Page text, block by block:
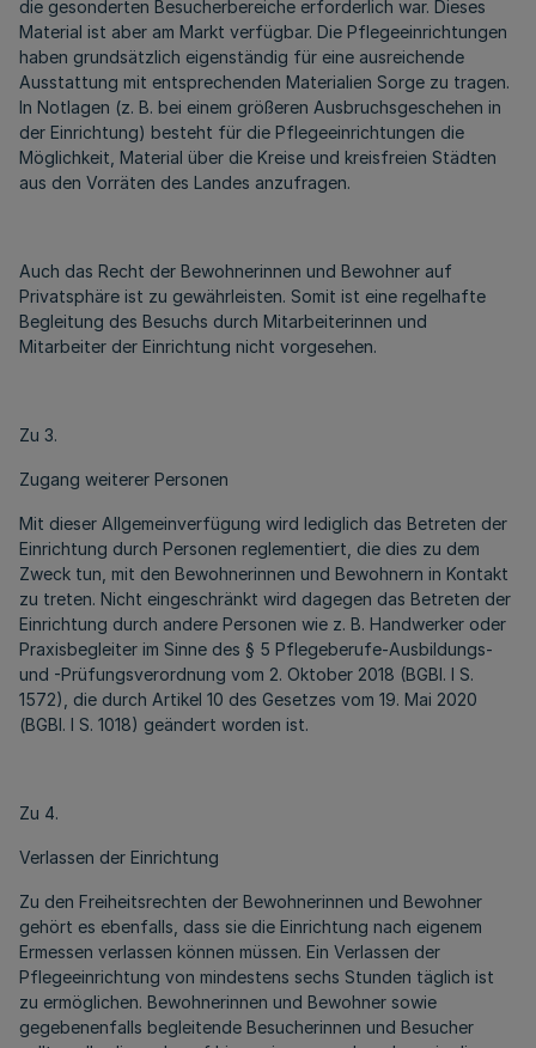
die gesonderten Besucherbereiche erforderlich war. Dieses
Material ist aber am Markt verfügbar. Die Pflegeeinrichtungen
haben grundsätzlich eigenständig für eine ausreichende
Ausstattung mit entsprechenden Materialien Sorge zu tragen.
In Notlagen (z. B. bei einem größeren Ausbruchsgeschehen in
der Einrichtung) besteht für die Pflegeeinrichtungen die
Möglichkeit, Material über die Kreise und kreisfreien Städten
aus den Vorräten des Landes anzufragen.
Auch das Recht der Bewohnerinnen und Bewohner auf
Privatsphäre ist zu gewährleisten. Somit ist eine regelhafte
Begleitung des Besuchs durch Mitarbeiterinnen und
Mitarbeiter der Einrichtung nicht vorgesehen.
Zu 3.
Zugang weiterer Personen
Mit dieser Allgemeinverfügung wird lediglich das Betreten der
Einrichtung durch Personen reglementiert, die dies zu dem
Zweck tun, mit den Bewohnerinnen und Bewohnern in Kontakt
zu treten. Nicht eingeschränkt wird dagegen das Betreten der
Einrichtung durch andere Personen wie z. B. Handwerker oder
Praxisbegleiter im Sinne des § 5 Pflegeberufe-Ausbildungs-
und -Prüfungsverordnung vom 2. Oktober 2018 (BGBl. I S.
1572), die durch Artikel 10 des Gesetzes vom 19. Mai 2020
(BGBl. I S. 1018) geändert worden ist.
Zu 4.
Verlassen der Einrichtung
Zu den Freiheitsrechten der Bewohnerinnen und Bewohner
gehört es ebenfalls, dass sie die Einrichtung nach eigenem
Ermessen verlassen können müssen. Ein Verlassen der
Pflegeeinrichtung von mindestens sechs Stunden täglich ist
zu ermöglichen. Bewohnerinnen und Bewohner sowie
gegebenenfalls begleitende Besucherinnen und Besucher